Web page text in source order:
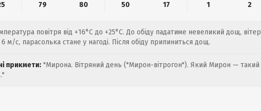
79 80 50 17 1 2
повітря від +16°C до +25°C. До обіду падатиме невеликий дощ, вітер
м/с, парасолька стане у нагоді. Після обіду припиниться дощ.
прикмети: "Мирона. Вітряний день ("Мирон-вітрогон"). Який Мирон — такий